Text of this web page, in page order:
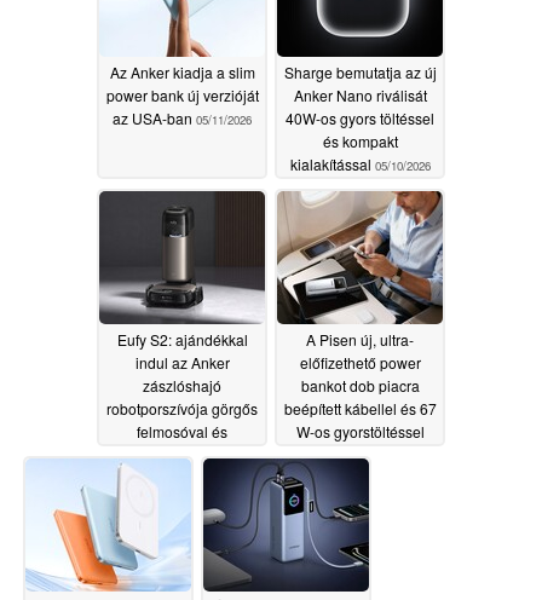
Az Anker kiadja a slim
power bank új verzióját
az USA-ban 05/11/2026
Sharge bemutatja az új
Anker Nano riválisát
40W-os gyors töltéssel
és kompakt
kialakítással 05/10/2026
Eufy S2: ajándékkal
indul az Anker
zászlóshajó
robotporszívója görgős
felmosóval és
szobaillatosítóval
A Pisen új, ultra-
előfizethető power
bankot dob piacra
beépített kábellel és 67
W-os gyorstöltéssel
05/08/2026